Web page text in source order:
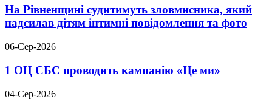
На Рівненщині судитимуть зловмисника, який
надсилав дітям інтимні повідомлення та фото
06-Сер-2026
1 ОЦ СБС проводить кампанію «Це ми»
04-Сер-2026